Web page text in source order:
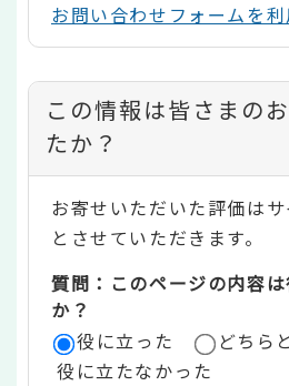
お問い合わせフォームを利
コ
ン
テ
ン
ツ
評
価
この情報は皆さまの
たか？
お寄せいただいた評価は
とさせていただきます。
質問：このページの内容
か？
役に立った
どちら
役に立たなかった